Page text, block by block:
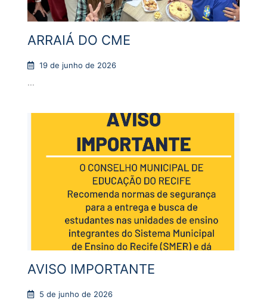
ARRAIÁ DO CME
19 de junho de 2026
...
AVISO IMPORTANTE
5 de junho de 2026